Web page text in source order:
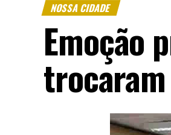
NOSSA CIDADE
Emoção